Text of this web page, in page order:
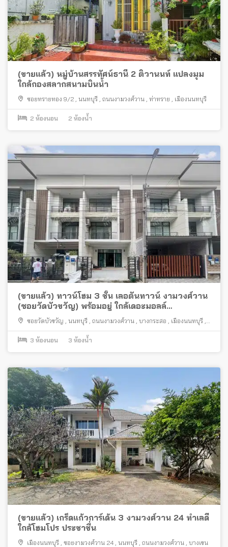
(ขายแล้ว) หมู่บ้านสรรทัศน์ธานี 2 ติวานนท์ แปลงมุม
ใกล้กองสลากสนามบินน้ำ
ซอยทรายทอง 9/2 นนทบุรี ถนนงามวงศ์วาน ท่าทราย เมืองนนทบุรี
2 ห้องนอน 2 ห้องน้ำ
(ขายแล้ว) ทาวน์โฮม 3 ชั้น เลอตันทาวน์ งามวงศ์วาน
(ซอยวัดบัวขวัญ) พร้อมอยู่ ใกล้เดอะมอลล์
งามวงศ์วาน
ซอยวัดบัวขวัญ นนทบุรี ถนนงามวงศ์วาน บางกระสอ เมืองนนทบุรี
ซอยงามวงศ์วาน 23 แยก 17
3 ห้องนอน 3 ห้องน้ำ
(ขายแล้ว) เกร็ดแก้วการ์เด้น 3 งามวงศ์วาน 24 ทำเลดี
ใกล้โฮมโปร ประชาชื่น
เมืองนนทบุรี ซอยงามวงศ์วาน 24 นนทบุรี ถนนงามวงศ์วาน บางเขน